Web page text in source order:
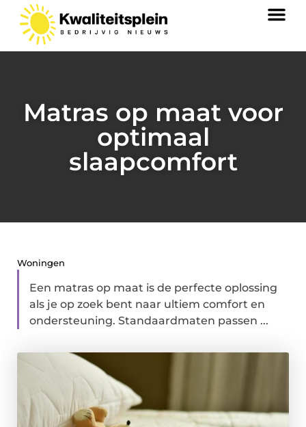
Matras op maat voor
optimaal
slaapcomfort
Woningen
Een matras op maat is de perfecte oplossing
als je op zoek bent naar ultiem comfort en
ondersteuning. Standaardmaten passen ...